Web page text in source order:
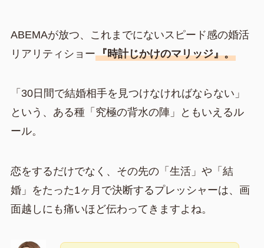
ABEMAが放つ、これまでにないスピード感の婚活
リアリティショー『時計じかけのマリッジ』。
「30日間で結婚相手を見つけなければならない」
という、ある種「究極の背水の陣」ともいえるル
ール。
恋をするだけでなく、その先の「生活」や「結
婚」をたった1ヶ月で決断するプレッシャーは、画
面越しにも痛いほど伝わってきますよね。